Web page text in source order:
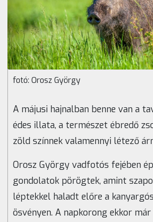
fotó: Orosz György
A májusi hajnalban benne van a
édes illata, a természet ébredő
zöld színnek valamennyi létező
Orosz György vadfotós fejében
gondolatok pörögtek, amint
léptekkel haladt előre a
ösvényen. A napkorong ekkor